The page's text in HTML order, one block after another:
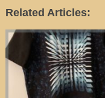
Related Articles: